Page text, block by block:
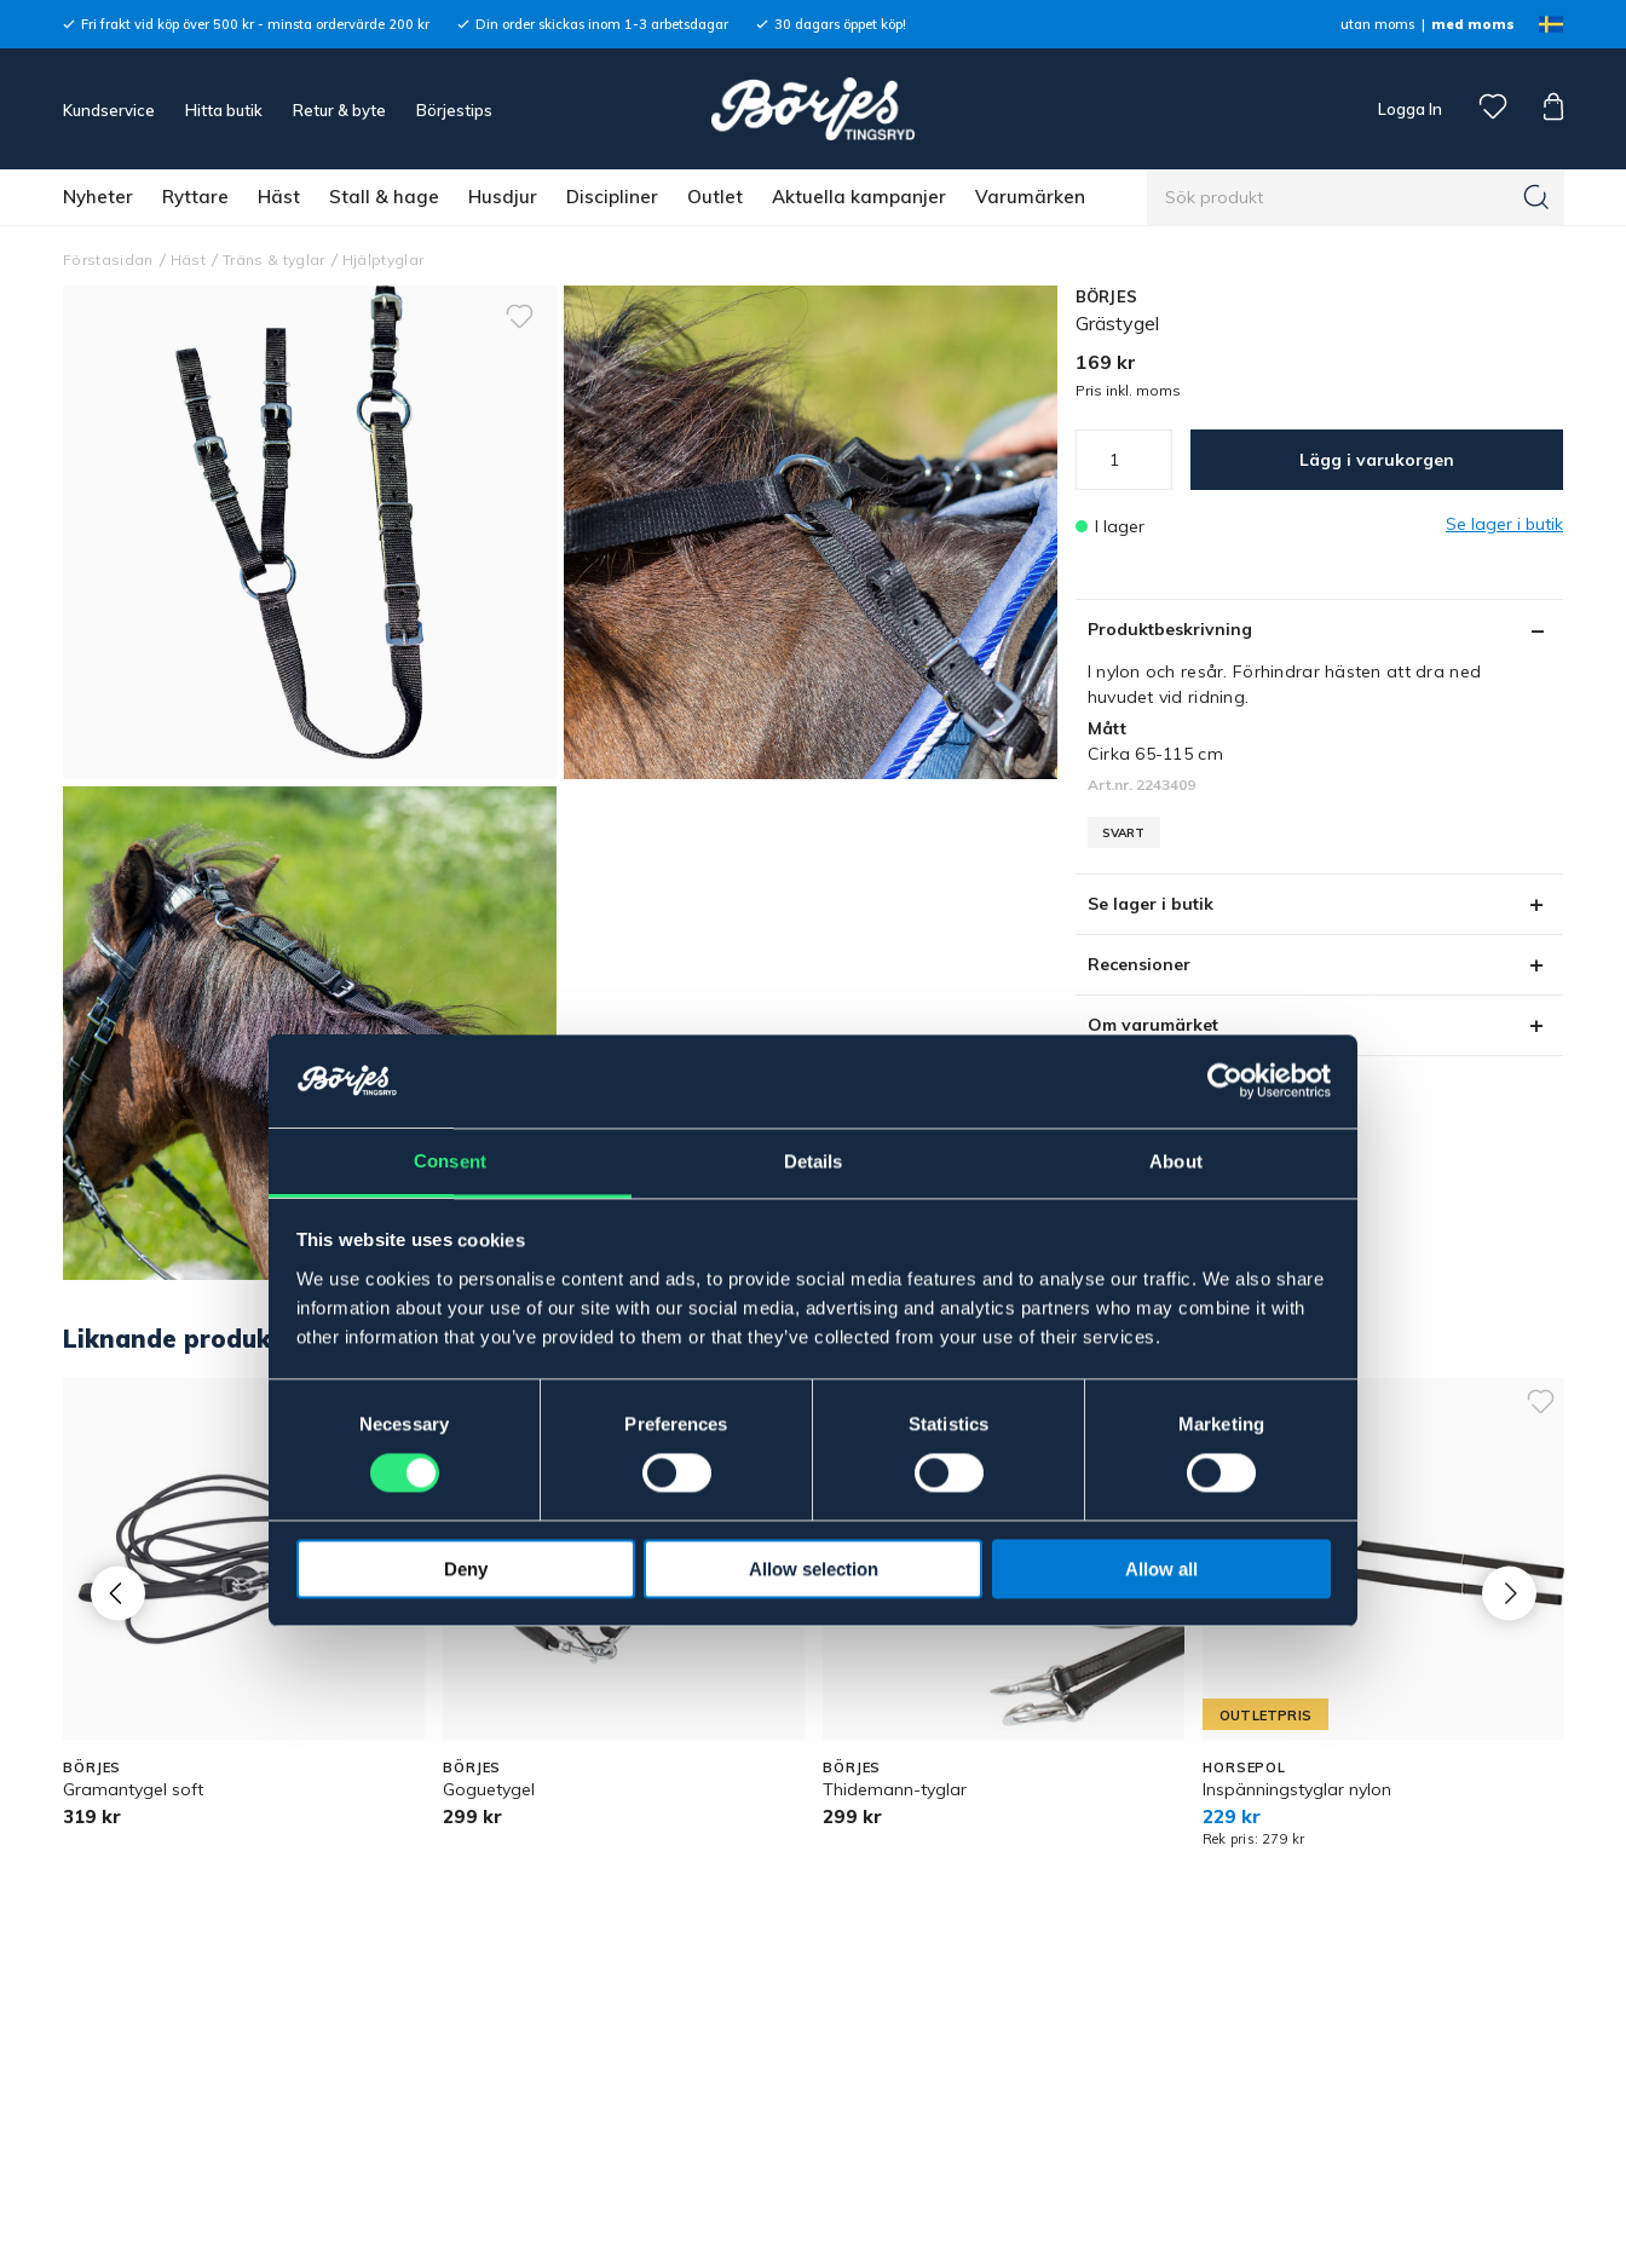
Consent Details About
This website uses cookies
We use cookies to personalise content and ads, to provide social media features and to analyse our traffic. We also share
information about your use of our site with our social media, advertising and analytics partners who may combine it with
other information that you’ve provided to them or that they’ve collected from your use of their services.
Necessary Preferences Statistics Marketing
Deny Allow selection Allow all
Fri frakt vid köp över 500 kr - minsta ordervärde 200 kr Din order skickas inom 1-3 arbetsdagar 30 dagars öppet köp! utan moms med moms
Kundservice Hitta butik Retur & byte Börjestips Logga In
Nyheter Ryttare Häst Stall & hage Husdjur Discipliner Outlet Aktuella kampanjer Varumärken
Förstasidan Häst Träns & tyglar Hjälptyglar
BÖRJES
Grästygel
169 kr
Pris inkl. moms
Lägg i varukorgen
I lager Se lager i butik
Produktbeskrivning
I nylon och resår. Förhindrar hästen att dra ned
huvudet vid ridning.
Mått
Cirka 65-115 cm
Art.nr. 2243409
SVART
Se lager i butik
Recensioner
Om varumärket
Liknande produkter
BÖRJES
Gramantygel soft
319 kr
BÖRJES
Goguetygel
299 kr
BÖRJES
Thidemann-tyglar
299 kr
OUTLETPRIS
HORSEPOL
Inspänningstyglar nylon
229 kr
Rek pris: 279 kr